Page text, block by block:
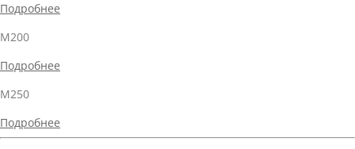
Подробнее
М200
Подробнее
М250
Подробнее